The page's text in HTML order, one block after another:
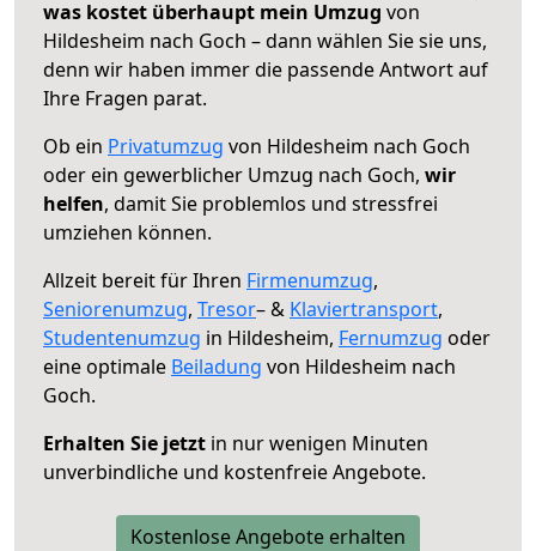
was kostet überhaupt mein Umzug von
Hildesheim nach Goch – dann wählen Sie sie uns,
denn wir haben immer die passende Antwort auf
Ihre Fragen parat.
Ob ein Privatumzug von Hildesheim nach Goch
oder ein gewerblicher Umzug nach Goch, wir
helfen, damit Sie problemlos und stressfrei
umziehen können.
Allzeit bereit für Ihren Firmenumzug,
Seniorenumzug, Tresor– & Klaviertransport,
Studentenumzug in Hildesheim, Fernumzug oder
eine optimale Beiladung von Hildesheim nach
Goch.
Erhalten Sie jetzt in nur wenigen Minuten
unverbindliche und kostenfreie Angebote.
Kostenlose Angebote erhalten